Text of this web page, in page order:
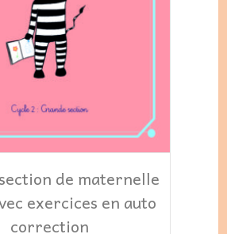
de maternelle
exercices en auto
correction